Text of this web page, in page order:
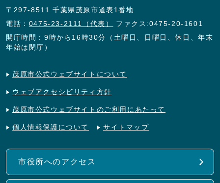
〒297-8511 千葉県茂原市道表1番地
電話： 0475-23-2111（代表）
ファクス:0475-20-1601
開庁時間：9時から16時30分（土曜日、日曜日、休日、年末
年始は閉庁）
茂原市公式ウェブサイトについて
ウェブアクセシビリティ方針
茂原市公式ウェブサイトのご利用にあたって
個人情報保護について サイトマップ
市役所へのアクセス